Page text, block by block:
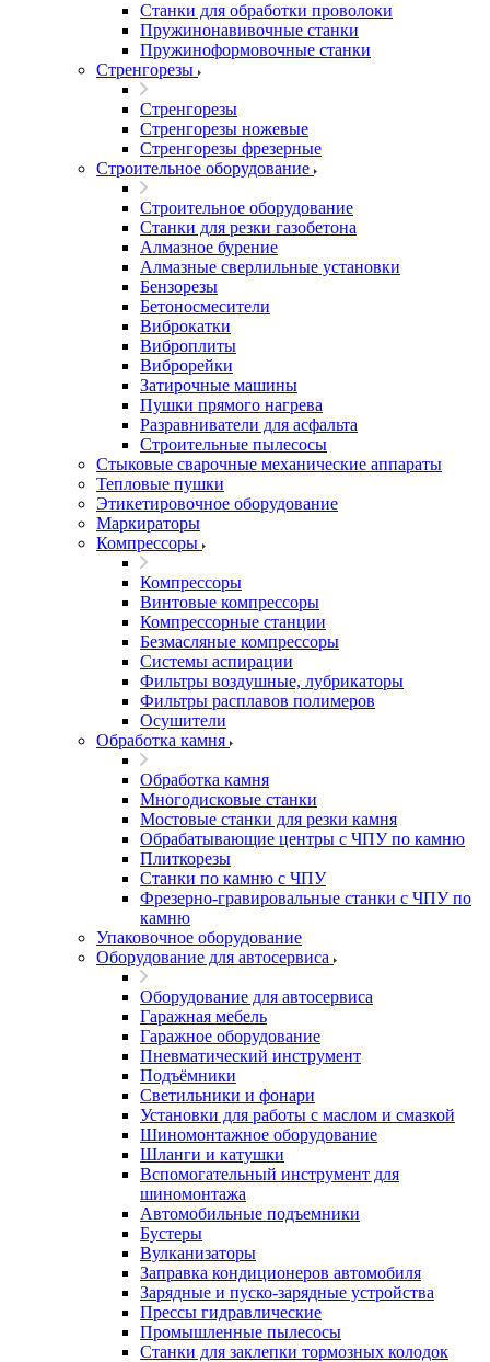
Станки для обработки проволоки
Пружинонавивочные станки
Пружиноформовочные станки
Стренгорезы
Стренгорезы
Стренгорезы ножевые
Стренгорезы фрезерные
Строительное оборудование
Строительное оборудование
Станки для резки газобетона
Алмазное бурение
Алмазные сверлильные установки
Бензорезы
Бетоносмесители
Виброкатки
Виброплиты
Виброрейки
Затирочные машины
Пушки прямого нагрева
Разравниватели для асфальта
Строительные пылесосы
Стыковые сварочные механические аппараты
Тепловые пушки
Этикетировочное оборудование
Маркираторы
Компрессоры
Компрессоры
Винтовые компрессоры
Компрессорные станции
Безмасляные компрессоры
Системы аспирации
Фильтры воздушные, лубрикаторы
Фильтры расплавов полимеров
Осушители
Обработка камня
Обработка камня
Многодисковые станки
Мостовые станки для резки камня
Обрабатывающие центры с ЧПУ по камню
Плиткорезы
Станки по камню с ЧПУ
Фрезерно-гравировальные станки с ЧПУ по
камню
Упаковочное оборудование
Оборудование для автосервиса
Оборудование для автосервиса
Гаражная мебель
Гаражное оборудование
Пневматический инструмент
Подъёмники
Светильники и фонари
Установки для работы с маслом и смазкой
Шиномонтажное оборудование
Шланги и катушки
Вспомогательный инструмент для
шиномонтажа
Автомобильные подъемники
Бустеры
Вулканизаторы
Заправка кондиционеров автомобиля
Зарядные и пуско-зарядные устройства
Прессы гидравлические
Промышленные пылесосы
Станки для заклепки тормозных колодок